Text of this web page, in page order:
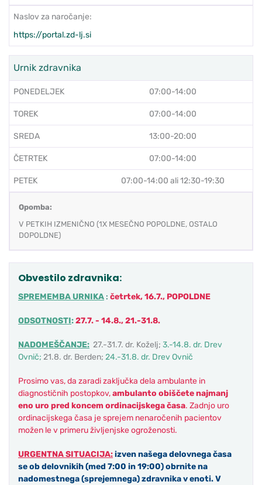
Naslov za naročanje:
https://portal.zd-lj.si
Urnik zdravnika
PONEDELJEK 07:00-14:00
TOREK 07:00-14:00
SREDA 13:00-20:00
ČETRTEK 07:00-14:00
PETEK 07:00-14:00 ali 12:30-19:30
Opomba:
V PETKIH IZMENIČNO (1X MESEČNO POPOLDNE, OSTALO
DOPOLDNE)
Obvestilo zdravnika:
SPREMEMBA URNIKA : četrtek, 16.7., POPOLDNE
ODSOTNOSTI:27.7. - 14.8., 21.-31.8.
NADOMEŠČANJE: 27.-31.7. dr. Koželj; 3.-14.8. dr. Drev
Ovnič; 21.8. dr. Berden; 24.-31.8. dr. Drev Ovnič
Prosimo vas, da zaradi zaključka dela ambulante in
diagnostičnih postopkov,ambulanto obiščetenajmanj
eno uro pred koncem ordinacijskega časa. Zadnjo uro
ordinacijskega časa je sprejem nenaročenih pacientov
možen le v primeru življenjske ogroženosti.
URGENTNA SITUACIJA:izven našega delovnega časa
se ob delovnikih (med 7:00 in 19:00) obrnite na
nadomestnega (sprejemnega) zdravnikav enoti. V